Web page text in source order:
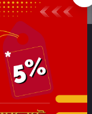
গোপনীয়তা নীতি
সাবস্ক্রাইব